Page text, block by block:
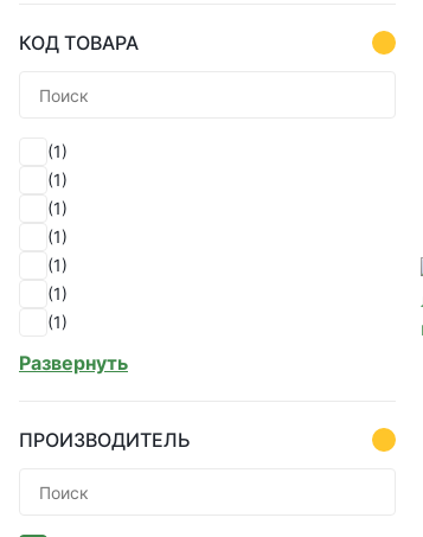
КОД ТОВАРА
(1)
(1)
(1)
(1)
(1)
(1)
(1)
(1)
(1)
(1)
Развернуть
ПРОИЗВОДИТЕЛЬ